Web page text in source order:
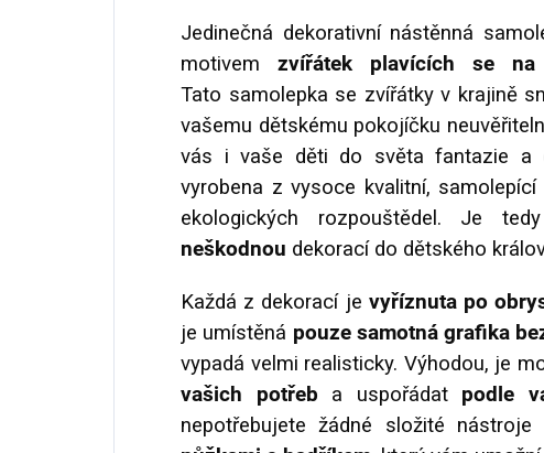
Jedinečná dekorativní nástěnná
motivemzvířátek plavících se na
Tato samolepka se zvířátky v krajině
vašemu dětskému pokojíčku
vás i vaše děti do světa fantazie a
vyrobena z vysoce kvalitní,
ekologických rozpouštědel. Je
neškodnou dekorací do dětského
Každá z dekorací je vyříznuta po
je umístěná pouze samotná grafika
vypadá velmi realisticky. Výhodou, je
vašich potřeb a uspořádat podle
nepotřebujete žádné složité